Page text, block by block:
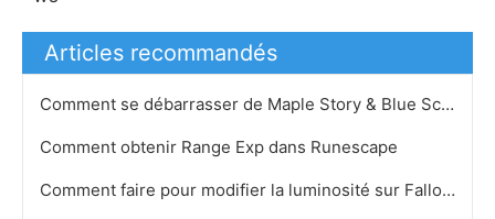
Articles recommandés
Comment se débarrasser de Maple Story & Blue Screen of Death
Comment obtenir Range Exp dans Runescape
Comment faire pour modifier la luminosité sur Fallout 3